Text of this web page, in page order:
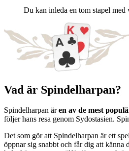
Du kan inleda en tom stapel med
Vad är Spindelharpan?
Spindelharpan ären av de mest
följer hans resa genom Sydostasien.
Det som gör att Spindelharpan är ett
öppnar sig snabbt och får dig att känna